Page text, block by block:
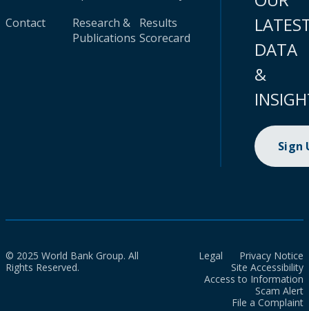
Contact
Research &
Publications
Results
Scorecard
DATA
&
Sign
© 2025 World Bank Group. All
Rights Reserved.
Legal
Privacy Notice
Site Accessibility
Access to Information
Scam Alert
File a Complaint